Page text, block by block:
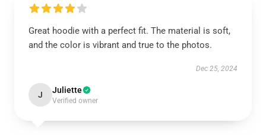
Great hoodie with a perfect fit. The material is soft,
and the color is vibrant and true to the photos.
Dec 25, 2024
J Juliette
Verified owner